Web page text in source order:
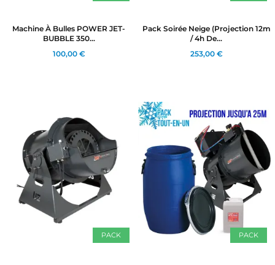
Machine À Bulles POWER JET-
BUBBLE 350...
100,00 €
Pack Soirée Neige (Projection 12m
/ 4h De...
253,00 €
PACK PACK